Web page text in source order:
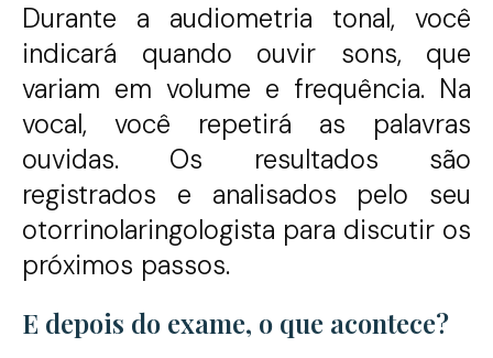
Durante a audiometria tonal, você
indicará quando ouvir sons, que
variam em volume e frequência. Na
vocal, você repetirá as palavras
ouvidas. Os resultados são
registrados e analisados pelo seu
otorrinolaringologista para discutir os
próximos passos.
E depois do exame, o que acontece?